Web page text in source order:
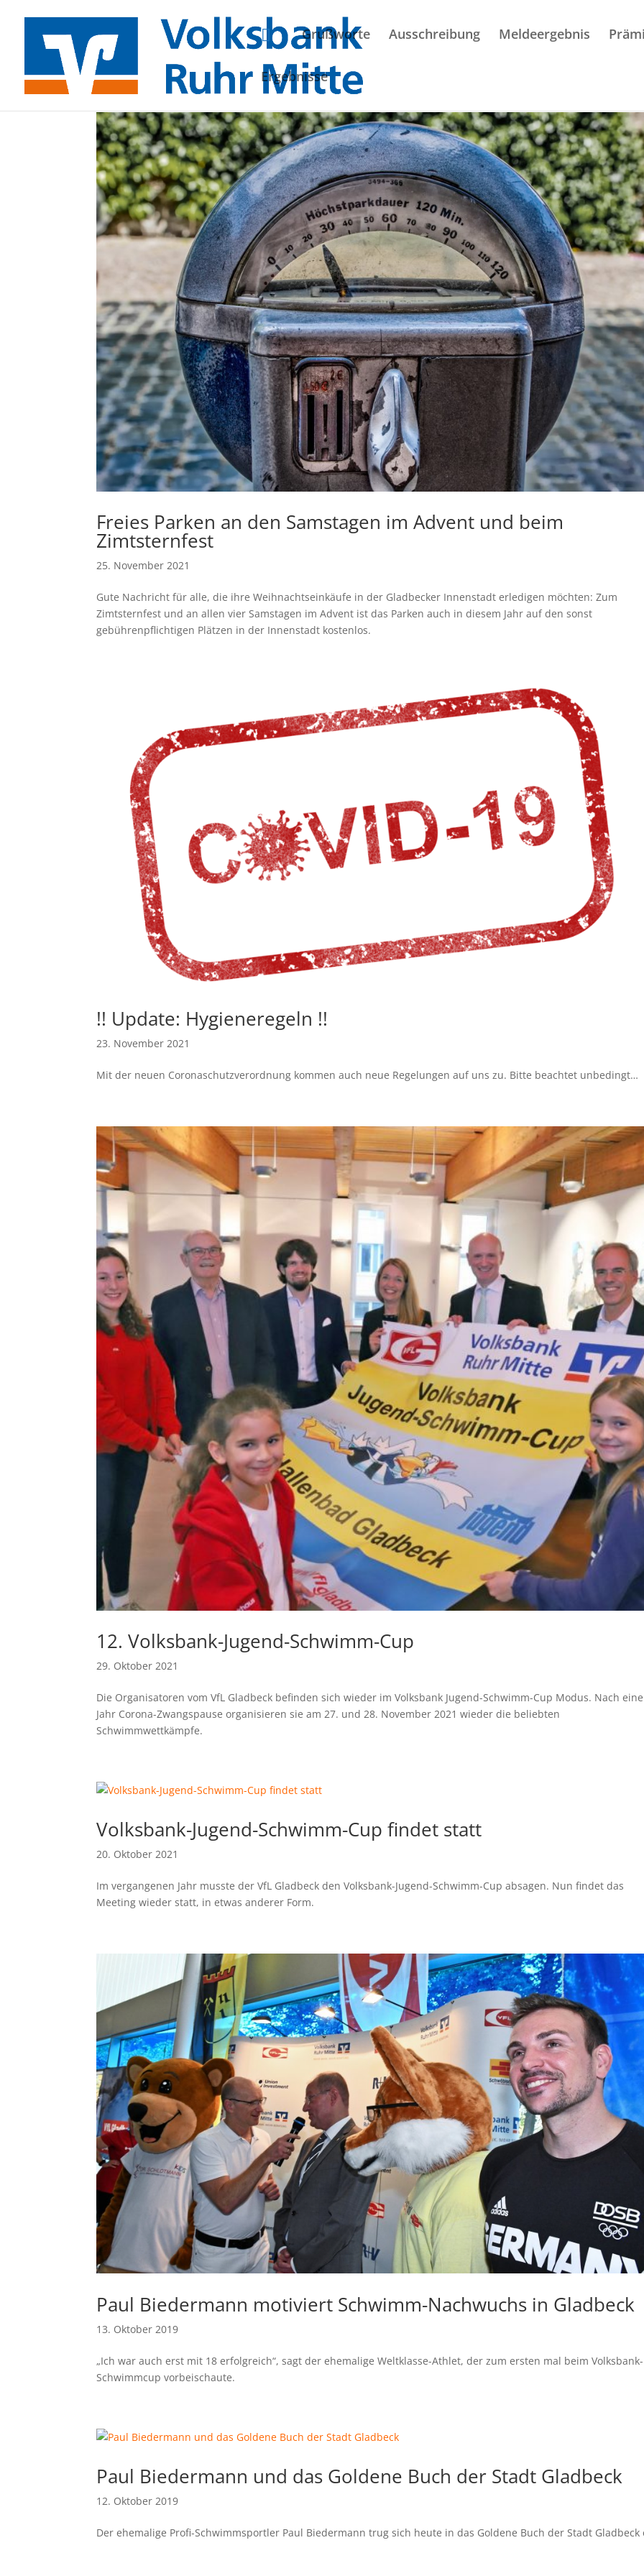
Grußworte Ausschreibung Meldeergebnis
Ergebnisse
Freies Parken an den Samstagen im Advent und beim
Zimtsternfest
25. November 2021
Gute Nachricht für alle, die ihre Weihnachtseinkäufe in der Gladbecker Innenstadt erledigen möchten: Zum
Zimtsternfest und an allen vier Samstagen im Advent ist das Parken auch in diesem Jahr auf den sonst
gebührenpflichtigen Plätzen in der Innenstadt kostenlos.
!! Update: Hygieneregeln !!
23. November 2021
Mit der neuen Coronaschutzverordnung kommen auch neue Regelungen auf uns zu. Bitte beachtet unbedingt…
12. Volksbank-Jugend-Schwimm-Cup
29. Oktober 2021
Die Organisatoren vom VfL Gladbeck befinden sich wieder im Volksbank Jugend-Schwimm-Cup Modus. Nach
Jahr Corona-Zwangspause organisieren sie am 27. und 28. November 2021 wieder die beliebten
Schwimmwettkämpfe.
Volksbank-Jugend-Schwimm-Cup findet statt
20. Oktober 2021
Im vergangenen Jahr musste der VfL Gladbeck den Volksbank-Jugend-Schwimm-Cup absagen. Nun findet das
Meeting wieder statt, in etwas anderer Form.
Paul Biedermann motiviert Schwimm-Nachwuchs in Gladbeck
13. Oktober 2019
„Ich war auch erst mit 18 erfolgreich“, sagt der ehemalige Weltklasse-Athlet, der zum ersten mal beim Volksbank-
Schwimmcup vorbeischaute.
Paul Biedermann und das Goldene Buch der Stadt Gladbeck
12. Oktober 2019
Der ehemalige Profi-Schwimmsportler Paul Biedermann trug sich heute in das Goldene Buch der Stadt Gladbeck